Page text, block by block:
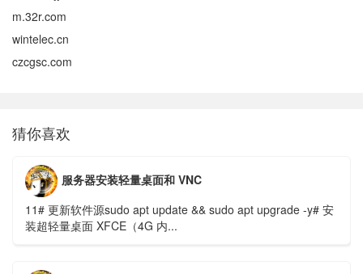
m.32r.com
wintelec.cn
czcgsc.com
猜你喜欢
服务器安装轻量桌面和 VNC
11# 更新软件源sudo apt update && sudo apt upgrade -y# 安
装超轻量桌面 XFCE（4G 内...